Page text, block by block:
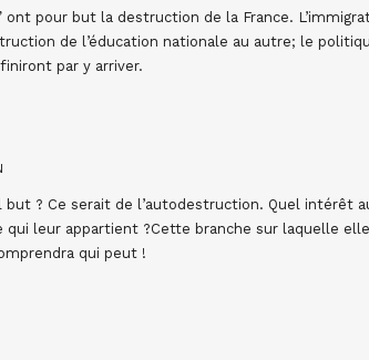
pour but la destruction de la France.
de l’éducation nationale au autre; le
par y arriver.
but ? Ce serait de l’autodestruction. Quel intérêt
qui leur appartient ?Cette branche sur laquelle
qui peut !